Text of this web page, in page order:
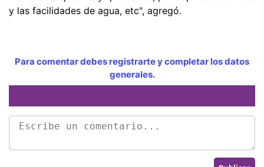
y las facilidades de agua, etc", agregó.
Para comentar debes registrarte y completar los datos
generales.